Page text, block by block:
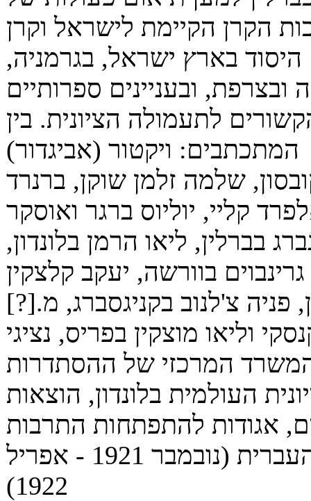
הקרן הקיימת לישראל וקרן
היסוד בארץ ישראל, בגרמניה,
ובצרפת, ובעניינים ספרותיים
לתעמולה הציונית. בין
המתכתבים: ויקטור (אביגדור)
שלמה זלמן שוקן, ברנרד
קליי, יוליוס ברגר ואוסקר
בברלין, ליאו הרמן בלונדון,
בוורשה, יעקב קלצקין
פניה צ'לנוב בקניגסברג, מ.[?]
וליאו מוצקין בפריס, נציגי
המרכזי של ההסתדרות
העולמית בלונדון, הוצאות
אגודות להתפתחות התרבות
העברית (נובמבר 1921 - אפריל
1922)